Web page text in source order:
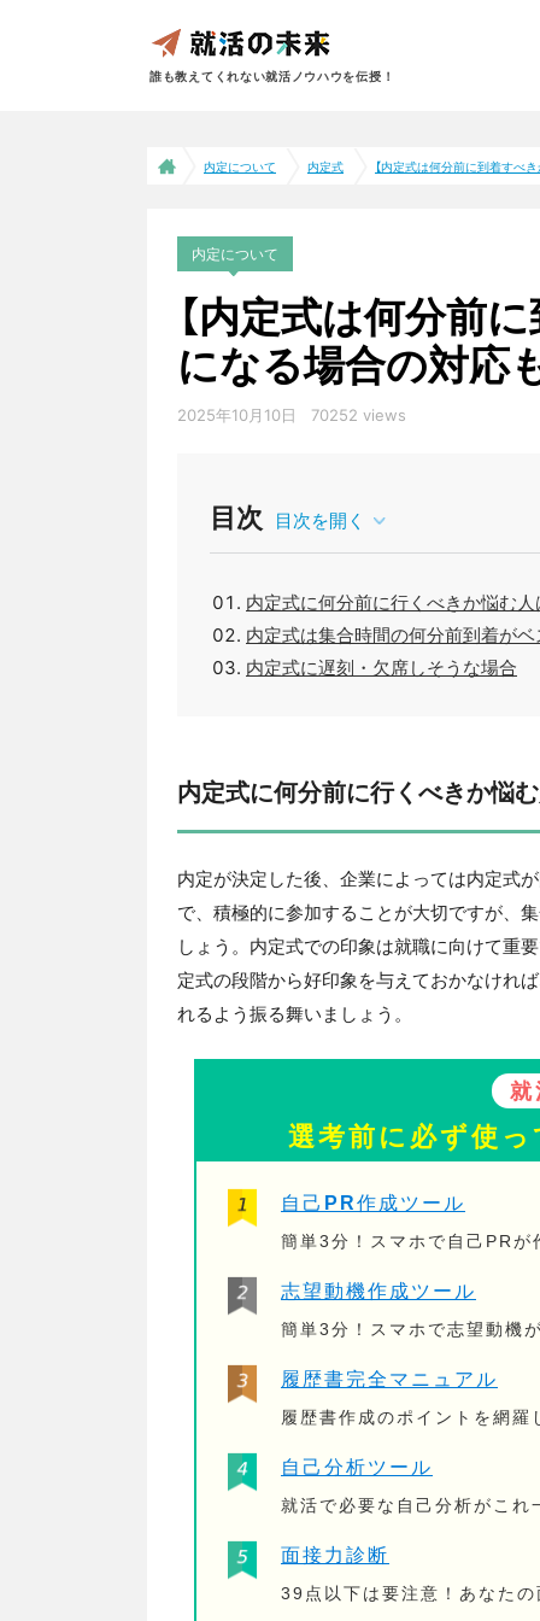
誰も教えてくれない就活ノウハウを伝授！
内定について 内定式 【内定式は何分前に到着すべ
内定について
【内定式は何分前
になる場合の対応
2025年10月10日 70252 views
目次 目次を開く
内定式に何分前に行くべきか悩む
内定式は集合時間の何分前到着が
内定式に遅刻・欠席しそうな場合
内定式に何分前に行くべきか悩
内定が決定した後、企業によっては内定式
で、積極的に参加することが大切ですが、
しょう。内定式での印象は就職に向けて重
定式の段階から好印象を与えておかなけれ
れるよう振る舞いましょう。
就
選考前に必ず使
自己PR作成ツール
簡単3分！スマホで自己PR
志望動機作成ツール
簡単3分！スマホで志望動機
履歴書完全マニュアル
履歴書作成のポイントを網
自己分析ツール
就活で必要な自己分析がこれ
面接力診断
39点以下は要注意！あなた